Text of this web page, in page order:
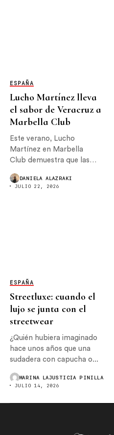
ESPAÑA
Lucho Martínez lleva
el sabor de Veracruz a
Marbella Club
Este verano, Lucho
Martínez en Marbella
Club demuestra que las
nacen cuando...
DANIELA ALAZRAKI
JULIO 22, 2026
ESPAÑA
Streetluxe: cuando el
lujo se junta con el
streetwear
¿Quién hubiera imaginado
hace unos años que una
sudadera con capucha o...
MARINA LAJUSTICIA PINILLA
JULIO 14, 2026